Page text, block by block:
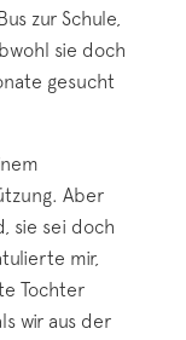
zur Schule,
sie doch
gesucht
Aber
sie sei doch
mir,
Tochter
wir aus der